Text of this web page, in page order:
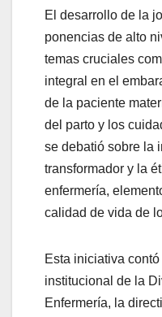
El desarrollo de la
ponencias de alto
temas cruciales
integral en el
de la paciente
del parto y los
se debatió sobre la
transformador y la
enfermería,
calidad de vida de
Esta iniciativa
institucional de la
Enfermería, la